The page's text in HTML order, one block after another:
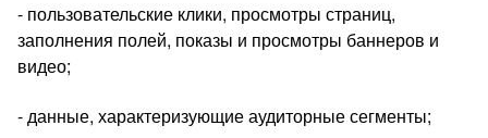
- пользовательские клики, просмотры страниц,
заполнения полей, показы и просмотры баннеров и
видео;
- данные, характеризующие аудиторные сегменты;